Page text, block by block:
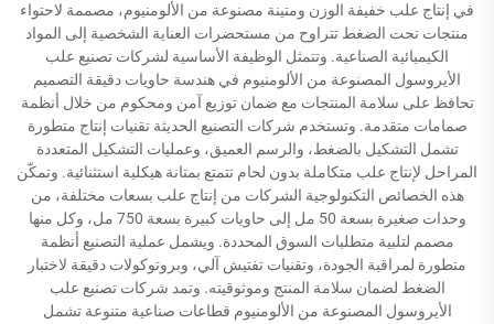
في إنتاج علب خفيفة الوزن ومتينة مصنوعة من الألومنيوم، مصممة لاحتواء
منتجات تحت الضغط تتراوح من مستحضرات العناية الشخصية إلى المواد
الكيميائية الصناعية. وتتمثل الوظيفة الأساسية لشركات تصنيع علب
الأيروسول المصنوعة من الألومنيوم في هندسة حاويات دقيقة التصميم
تحافظ على سلامة المنتجات مع ضمان توزيع آمن ومحكوم من خلال أنظمة
صمامات متقدمة. وتستخدم شركات التصنيع الحديثة تقنيات إنتاج متطورة
تشمل التشكيل بالضغط، والرسم العميق، وعمليات التشكيل المتعددة
المراحل لإنتاج علب متكاملة بدون لحام تتمتع بمتانة هيكلية استثنائية. وتمكّن
هذه الخصائص التكنولوجية الشركات من إنتاج علب بسعات مختلفة، من
وحدات صغيرة بسعة 50 مل إلى حاويات كبيرة بسعة 750 مل، وكل منها
مصمم لتلبية متطلبات السوق المحددة. ويشمل عملية التصنيع أنظمة
متطورة لمراقبة الجودة، وتقنيات تفتيش آلي، وبروتوكولات دقيقة لاختبار
الضغط لضمان سلامة المنتج وموثوقيته. وتمد شركات تصنيع علب
الأيروسول المصنوعة من الألومنيوم قطاعات صناعية متنوعة تشمل